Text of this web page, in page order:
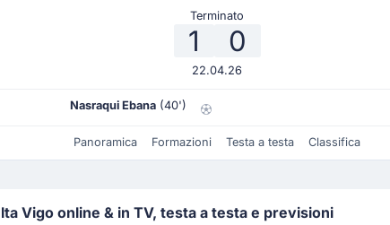
Terminato
1 0
22.04.26
Nasraqui Ebana (40')
Panoramica Formazioni Testa a testa Classifica
Vigo online & in TV, testa a testa e previsioni